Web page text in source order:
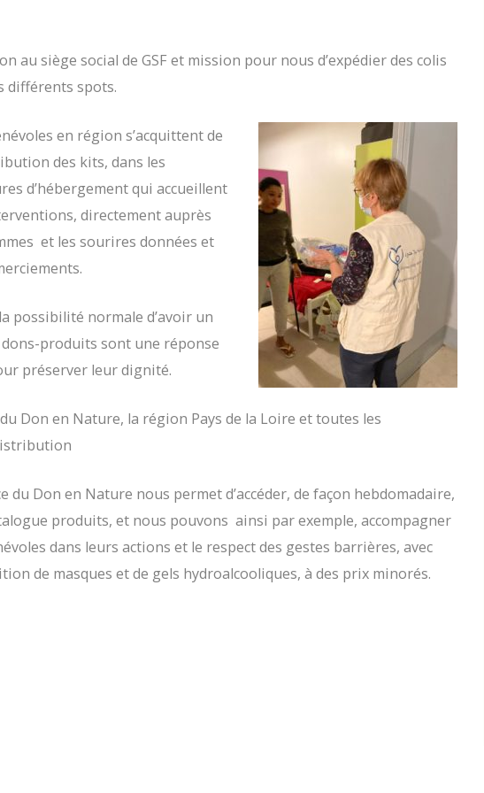
au siège social de GSF et mission pour nous d’expédier des colis
différents spots.
en région s’acquittent de
des kits, dans les
d’hébergement qui accueillent
directement auprès
et les sourires données et
possibilité normale d’avoir un
dons-produits sont une réponse
préserver leur dignité.
Don en Nature, la région Pays de la Loire et toutes les
du Don en Nature nous permet d’accéder, de façon hebdomadaire,
produits, et nous pouvons ainsi par exemple, accompagner
dans leurs actions et le respect des gestes barrières, avec
de masques et de gels hydroalcooliques, à des prix minorés.